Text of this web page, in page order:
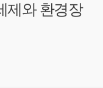
제와 환경장